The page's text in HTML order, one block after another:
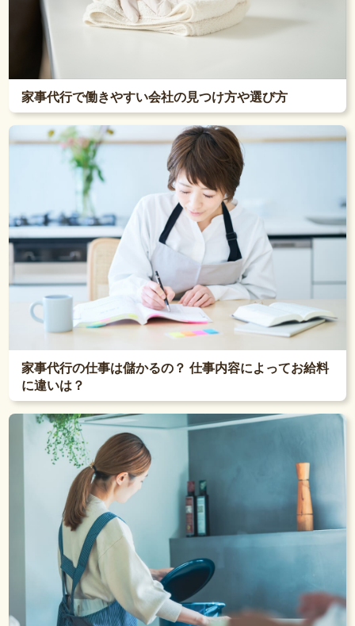
家事代行で働きやすい会社の見つけ方や選び方
家事代行の仕事は儲かるの？ 仕事内容によってお給料
に違いは？